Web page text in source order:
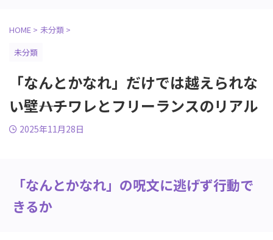
HOME > 未分類 >
未分類
「なんとかなれ」だけでは越えられな
い壁――ハチワレとフリーランスのリアル
2025年11月28日
「なんとかなれ」の呪文に逃げず行動で
きるか